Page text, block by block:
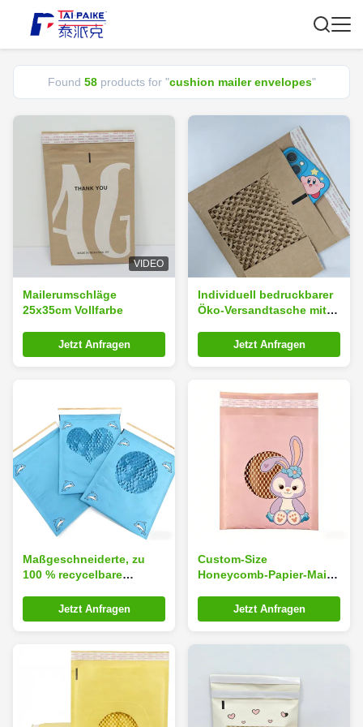
Found 58products for "cushion mailer envelopes"
VIDEO
Mailerumschläge
25x35cm Vollfarbe
Jetzt Anfragen
Individuell bedruckbarer
Öko-Versandtasche mit
recycelbarem Kraftpapier
Jetzt Anfragen
Maßgeschneiderte, zu
100 % recycelbare
Versandtasche mit
Honigwaben-
umweltfreundliche
Verpackungen
Jetzt Anfragen
Custom-Size
Honeycomb-Papier-Mailer
Honeycomb-
Kissenstruktur für
Jetzt Anfragen